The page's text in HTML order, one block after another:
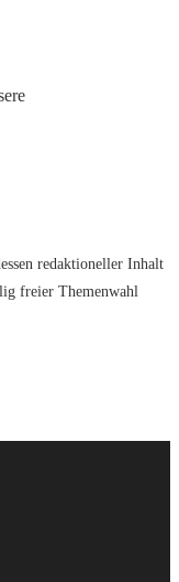
redaktioneller Inhalt
freier Themenwahl